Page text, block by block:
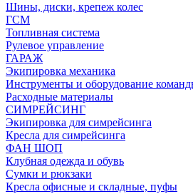
Шины, диски, крепеж колес
ГСМ
Топливная система
Рулевое управление
ГАРАЖ
Экипировка механика
Инструменты и оборудование
Расходные материалы
СИМРЕЙСИНГ
Экипировка для симрейсинга
Кресла для симрейсинга
ФАН ШОП
Клубная одежда и обувь
Сумки и рюкзаки
Кресла офисные и складные, пуфы